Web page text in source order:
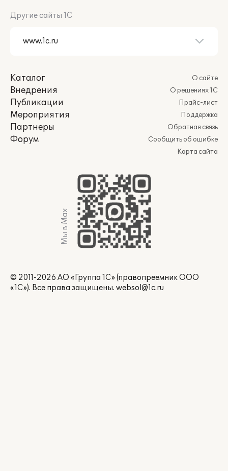
Другие сайты 1С
Каталог
Внедрения
Публикации
Мероприятия
Партнеры
Форум
О сайте
О решениях 1С
Прайс-лист
Поддержка
Обратная связь
Сообщить об ошибке
Карта сайта
Мы в Max
© 2011-2026 АО «Группа 1С» (правопреемник ООО
«1С»). Все права защищены. websol@1c.ru